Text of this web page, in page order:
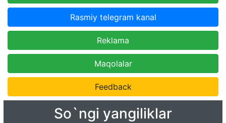
Rasmiy telegram kanal
Reklama
Maqolalar
Feedback
So`ngi yangiliklar